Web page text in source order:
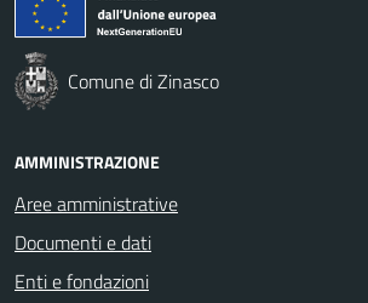
Comune di Zinasco
AMMINISTRAZIONE
Aree amministrative
Documenti e dati
Enti e fondazioni